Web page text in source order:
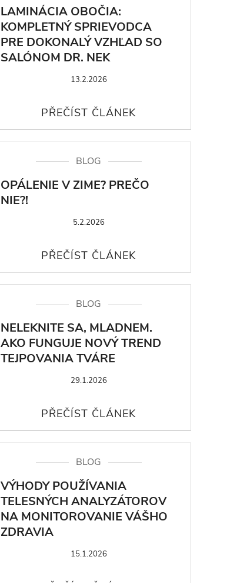
LAMINÁCIA OBOČIA:
KOMPLETNÝ SPRIEVODCA
PRE DOKONALÝ VZHĽAD SO
SALÓNOM DR. NEK
13.2.2026
BLOG
OPÁLENIE V ZIME? PREČO
NIE?!
5.2.2026
BLOG
NELEKNITE SA, MLADNEM.
AKO FUNGUJE NOVÝ TREND
TEJPOVANIA TVÁRE
29.1.2026
BLOG
VÝHODY POUŽÍVANIA
TELESNÝCH ANALYZÁTOROV
NA MONITOROVANIE VÁŠHO
ZDRAVIA
15.1.2026